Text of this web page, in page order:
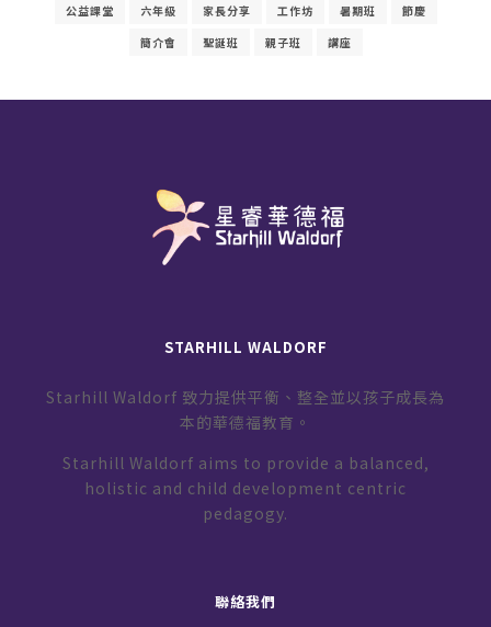
公益課堂 六年級 家長分享 工作坊 暑期班
節慶
簡介會
聖誕班 親子班 講座
STARHILL WALDORF
Starhill Waldorf 致力提供平衡、整全並以孩子成長為
本的華德福教育。
Starhill Waldorf aims to provide a balanced,
holistic and child development centric
pedagogy.
聯絡我們